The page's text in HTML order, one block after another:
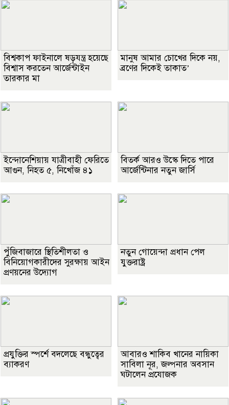
বিশ্বকাপ ফাইনালে ষড়যন্ত্র হয়েছে
বিশ্বাস করতেন আর্জেন্টাইন
তারকার মা
মানুষ আমার চোখের দিকে নয়,
ব্রণের দিকেই তাকাত’
ইন্দোনেশিয়ায় যাত্রীবাহী ফেরিতে
আগুন, নিহত ৫, নিখোঁজ ৪১
বিতর্ক আরও উস্কে দিতে পারে
আর্জেন্টিনার নতুন জার্সি
পুঁজিবাজারে স্থিতিশীলতা ও
বিনিয়োগকারীদের সুরক্ষায় আইন
প্রণয়নের উদ্যোগ
নতুন গোয়েন্দা প্রধান পেল
যুক্তরাষ্ট্র
প্রযুক্তির স্পর্শে বদলেছে বন্ধুত্বের
ব্যাকরণ
আবারও শাকিব খানের নায়িকা
সাবিলা নূর, জল্পনার অবসান
ঘটালেন প্রযোজক